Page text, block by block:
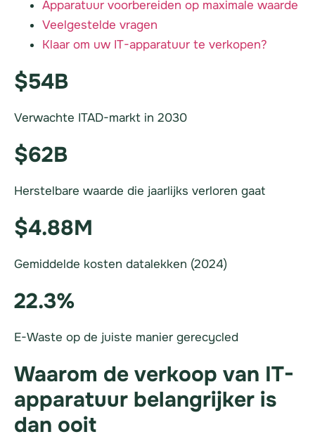
Apparatuur voorbereiden op maximale waarde
Veelgestelde vragen
Klaar om uw IT-apparatuur te verkopen?
$54B
Verwachte ITAD-markt in 2030
$62B
Herstelbare waarde die jaarlijks verloren gaat
$4.88M
Gemiddelde kosten datalekken (2024)
22.3%
E-Waste op de juiste manier gerecycled
Waarom de verkoop van IT-
apparatuur belangrijker is
dan ooit